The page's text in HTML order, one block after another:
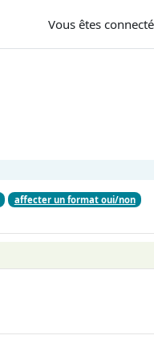
Vous êtes
affecter un format oui/non